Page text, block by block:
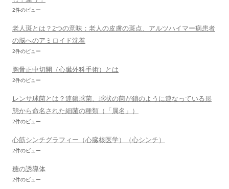
2件のビュー
老人斑とは？2つの意味：老人の皮膚の斑点、アルツハイマー病患者
の脳へのアミロイド沈着
2件のビュー
胸骨正中切開（心臓外科手術）とは
2件のビュー
レンサ球菌とは？連鎖球菌、球状の菌が鎖のように連なっている形
態から命名された細菌の種類（「属名」）
2件のビュー
心筋シンチグラフィー（心臓核医学）（心シンチ）
2件のビュー
糖の誘導体
2件のビュー